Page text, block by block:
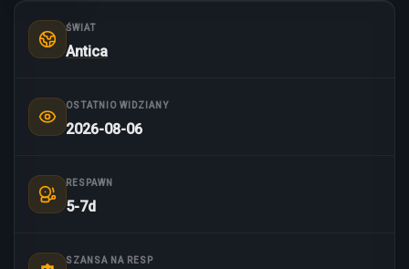
ŚWIAT
Antica
OSTATNIO WIDZIANY
2026-08-06
RESPAWN
5-7d
SZANSA NA RESP